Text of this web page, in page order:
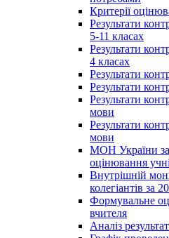
Критерії
Результати
5-11 класах
Результати
4 класах
Результати
Результати
Результати
мови
Результати
мови
МОН України
оцінювання
Внутрішній
колегіантів за
Формувальне
вчителя
Аналіз